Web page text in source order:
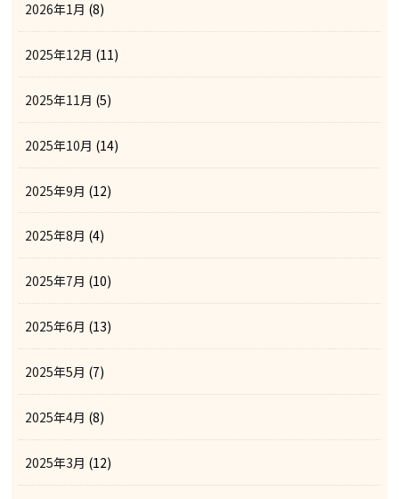
2026年1月 (8)
2025年12月 (11)
2025年11月 (5)
2025年10月 (14)
2025年9月 (12)
2025年8月 (4)
2025年7月 (10)
2025年6月 (13)
2025年5月 (7)
2025年4月 (8)
2025年3月 (12)